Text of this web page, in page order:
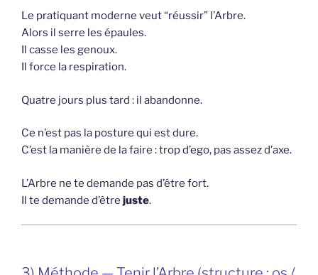
Le pratiquant moderne veut “réussir” l’Arbre.
Alors il serre les épaules.
Il casse les genoux.
Il force la respiration.
Quatre jours plus tard : il abandonne.
Ce n’est pas la posture qui est dure.
C’est la manière de la faire : trop d’ego, pas assez d’axe.
L’Arbre ne te demande pas d’être fort.
Il te demande d’être juste.